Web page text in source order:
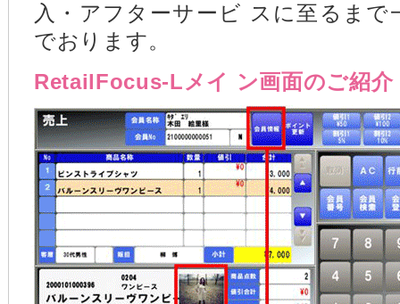
入・アフターサービ スに至るまで
でおります。
RetailFocus-Lメイ ン画面のご紹介